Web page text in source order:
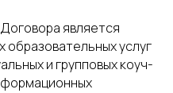
является
образовательных услуг
и групповых коуч-